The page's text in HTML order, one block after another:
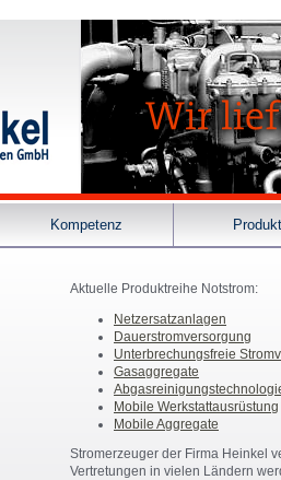
Kompetenz
Aktuelle Produktreihe Notstrom:
Netzersatzanlagen
Dauerstromversorgung
Unterbrechungsfreie
Gasaggregate
Mobile Werkstattausrüstung
Mobile Aggregate
Stromerzeuger der Firma Heinkel
Vertretungen in vielen Ländern